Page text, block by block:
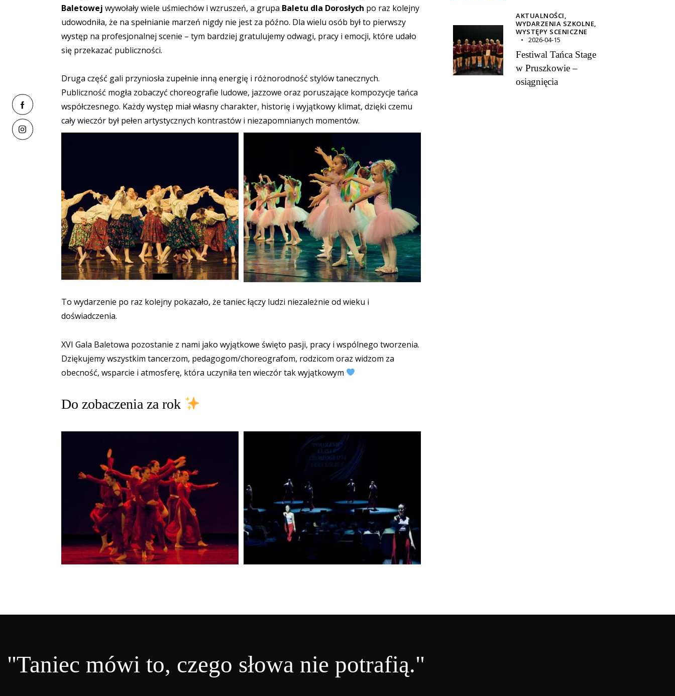
Baletowej wywołały wiele uśmiechów i wzruszeń, a grupa Baletu dla Dorosłych po raz kolejny
udowodniła, że na spełnianie marzeń nigdy nie jest za późno. Dla wielu osób był to pierwszy
występ na profesjonalnej scenie – tym bardziej gratulujemy odwagi, pracy i emocji, które udało
się przekazać publiczności.
Druga część gali przyniosła zupełnie inną energię i różnorodność stylów tanecznych.
Publiczność mogła zobaczyć choreografie ludowe, jazzowe oraz poruszające kompozycje tańca
współczesnego. Każdy występ miał własny charakter, historię i wyjątkowy klimat, dzięki czemu
cały wieczór był pełen artystycznych kontrastów i niezapomnianych momentów.
To wydarzenie po raz kolejny pokazało, że taniec łączy ludzi niezależnie od wieku i
doświadczenia.
XVI Gala Baletowa pozostanie z nami jako wyjątkowe święto pasji, pracy i wspólnego tworzenia.
Dziękujemy wszystkim tancerzom, pedagogom/choreografom, rodzicom oraz widzom za
obecność, wsparcie i atmosferę, która uczyniła ten wieczór tak wyjątkowym
Do zobaczenia za rok
AKTUALNOŚCI,
WYDARZENIA SZKOLNE,
WYSTĘPY SCENICZNE
2026-04-15
Festiwal Tańca Stage
w Pruszkowie –
osiągnięcia
"Taniec mówi to, czego słowa nie potrafią."